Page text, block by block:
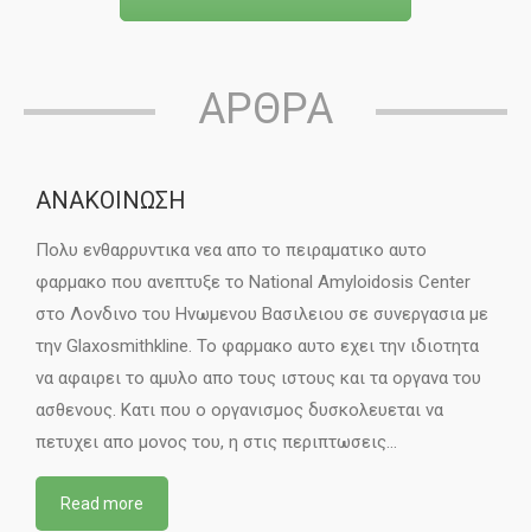
ΑΡΘΡΑ
ΑΝΑΚΟΙΝΩΣΗ
Πολυ ενθαρρυντικα νεα απο το πειραματικο αυτο
φαρμακο που ανεπτυξε το National Amyloidosis Center
στο Λονδινο του Ηνωμενου Βασιλειου σε συνεργασια με
την Glaxosmithkline. Το φαρμακο αυτο εχει την ιδιοτητα
να αφαιρει το αμυλο απο τους ιστους και τα οργανα του
ασθενους. Κατι που ο οργανισμος δυσκολευεται να
πετυχει απο μονος του, η στις περιπτωσεις…
Read more